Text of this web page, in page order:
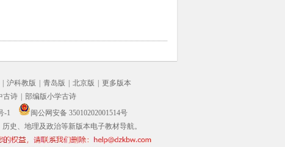
沪科教版 青岛版 北京版
更多版本
古诗
部编版小学古诗
-1
闽公网安备 35010202001514号
史、地理及政治等新版本电子教材导航。